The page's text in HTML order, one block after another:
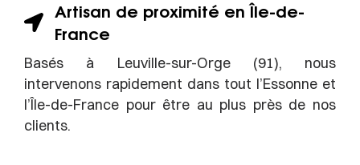
Artisan de proximité en Île-de-
France
Basés à Leuville-sur-Orge (91), nous
intervenons rapidement dans tout l’Essonne et
l’Île-de-France pour être au plus près de nos
clients.